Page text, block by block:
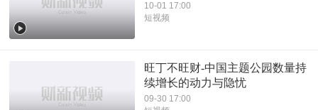
10-01 17:00
短视频
旺丁不旺财-中国主题公园数量持
续增长的动力与隐忧
09-30 17:00